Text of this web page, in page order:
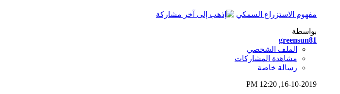
مفهوم الاستزراع السمكي
بواسطة
greensun81
الملف الشخصي
مشاهدة المشاركات
رسالة خاصة
16-10-2019,
12:20 PM